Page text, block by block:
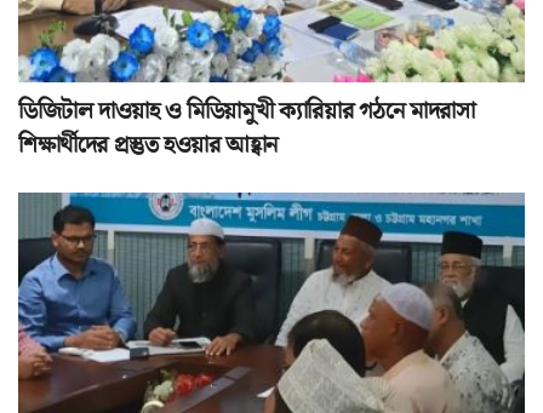
ডিজিটাল দাওয়াহ ও মিডিয়ামুখী ক্যারিয়ার গঠনে মাদরাসা
শিক্ষার্থীদের প্রস্তুত হওয়ার আহ্বান